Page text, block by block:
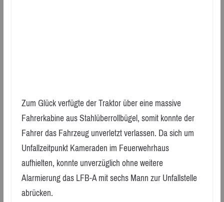
Zum Glück verfügte der Traktor über eine massive
Fahrerkabine aus Stahlüberrollbügel, somit konnte der
Fahrer das Fahrzeug unverletzt verlassen. Da sich um
Unfallzeitpunkt Kameraden im Feuerwehrhaus
aufhielten, konnte unverzüglich ohne weitere
Alarmierung das LFB-A mit sechs Mann zur Unfallstelle
abrücken.